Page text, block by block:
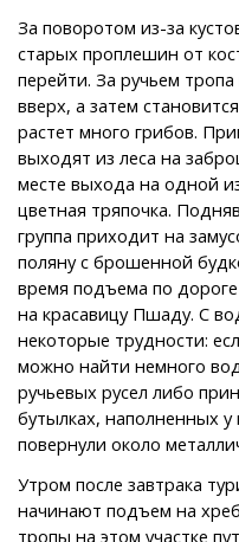
За поворотом из-за
старых проплешин от
перейти. За ручьем
вверх, а затем
растет много грибов.
выходят из леса на
месте выхода на одной
цветная тряпочка.
группа приходит на
поляну с брошенной
время подъема по
на красавицу Пшаду. С
некоторые трудности:
можно найти немного
ручьевых русел либо
бутылках, наполненных у
повернули около
Утром после завтрака
начинают подъем на
тропы на этом участке